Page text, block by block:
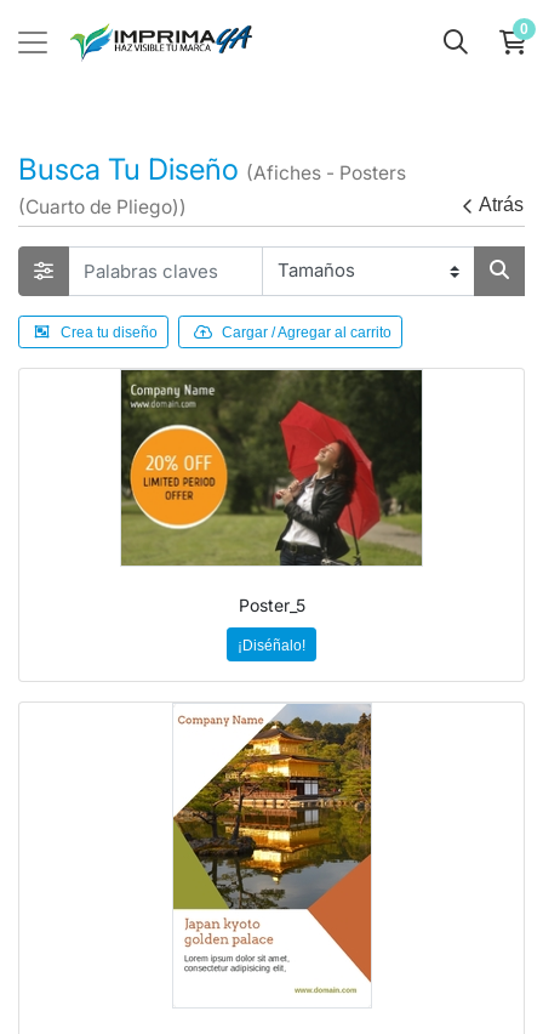
0
Busca Tu Diseño (Afiches - Posters
(Cuarto de Pliego))
Atrás
Crea tu diseño Cargar / Agregar al carrito
Poster_5
¡Diséñalo!